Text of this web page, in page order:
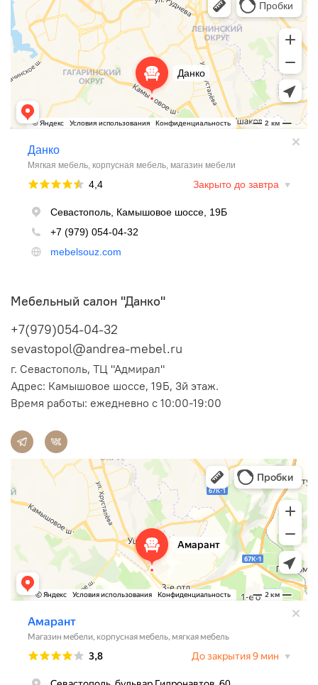
Мебельный салон "Данко"
+7(979)054-04-32
sevastopol@andrea-mebel.ru
г. Севастополь, ТЦ "Адмирал"
Адрес: Камышовое шоссе, 19Б, 3й этаж.
Время работы: ежедневно с 10:00-19:00